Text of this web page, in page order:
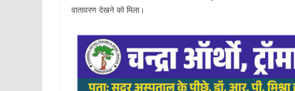
वातावरण देखने को मिला।